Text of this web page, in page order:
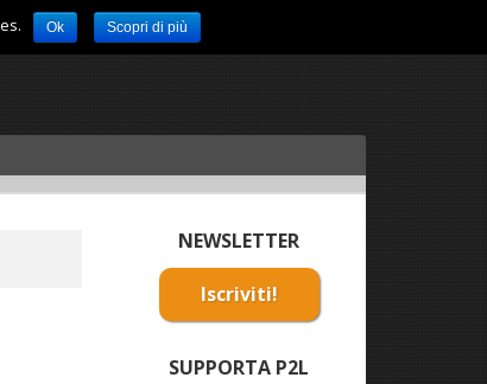
NEWSLETTER
Iscriviti!
SUPPORTA P2L
Ok Scopri di più